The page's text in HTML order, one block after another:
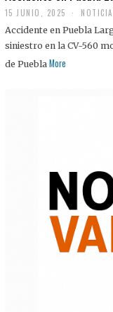
15 JUNIO, 2025
Accidente en Puebla
siniestro en la CV-560
de Puebla More